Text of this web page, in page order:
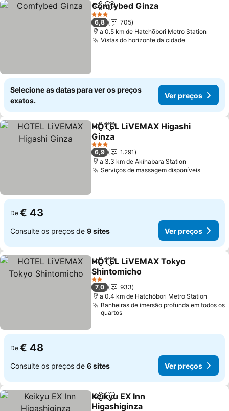
PartilharAdicionar aos favoritos
Comfybed Ginza
3 Estrelas
6,8
705
a 0.5 km de Hatchōbori Metro Station
Vistas do horizonte da cidade
Selecione as datas para ver os preços
exatos.
Ver preços
PartilharAdicionar aos favoritos
HOTEL LiVEMAX Higashi
Ginza
3 Estrelas
6,9
1.291
a 3.3 km de Akihabara Station
Serviços de massagem disponíveis
De € 43
Consulte os preços de 9 sites Ver preços
PartilharAdicionar aos favoritos
HOTEL LiVEMAX Tokyo
Shintomicho
2 Estrelas
7,0
933
a 0.4 km de Hatchōbori Metro Station
Banheiras de imersão profunda em todos os
quartos
De € 48
Consulte os preços de 6 sites Ver preços
PartilharAdicionar aos favoritos
Keikyu EX Inn
Higashiginza